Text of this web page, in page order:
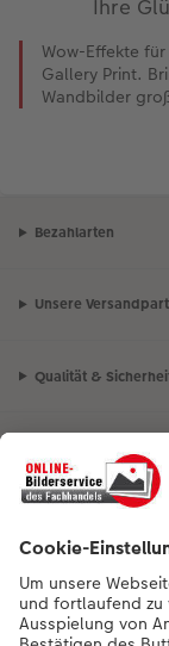
Ihre
Wow-Effekte
Gallery Print.
Wandbilder
Bezahlarten
Unsere
Qualität &
Informationen